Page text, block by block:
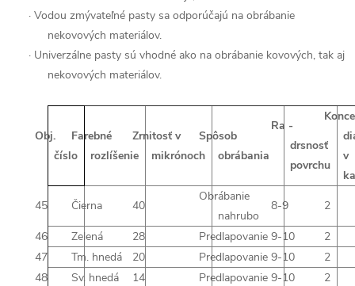
· Vodou zmývateľné pasty sa odporúčajú na obrábanie
nekovových materiálov.
· Univerzálne pasty sú vhodné ako na obrábanie kovových, tak aj
nekovových materiálov.
Obj.
číslo
Farebné
rozlíšenie
Zrnitosť v
mikrónoch
Spôsob
obrábania
Ra -
drsnosť
povrchu
v
45
Čierna 40
Obrábanie
nahrubo
8-9 2
46 Zelená 28 Predlapovanie 9-10
2
47
Tm. hnedá 20 Predlapovanie 9-10
2
48
Sv. hnedá 14 Predlapovanie 9-10 2